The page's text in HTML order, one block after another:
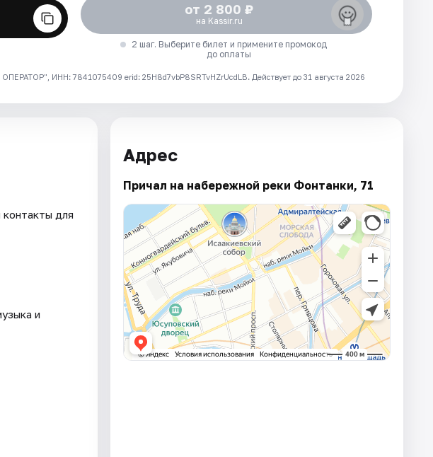
от 2 800 ₽
на Kassir.ru
2 шаг. Выберите билет и примените промокод
до оплаты
ИНН: 7841075409 erid: 25H8d7vbP8SRTvHZrUcdLB. Действует до 31 августа 2026
контакты для
и
Адрес
Причал на набережной реки Фонтанки, 71